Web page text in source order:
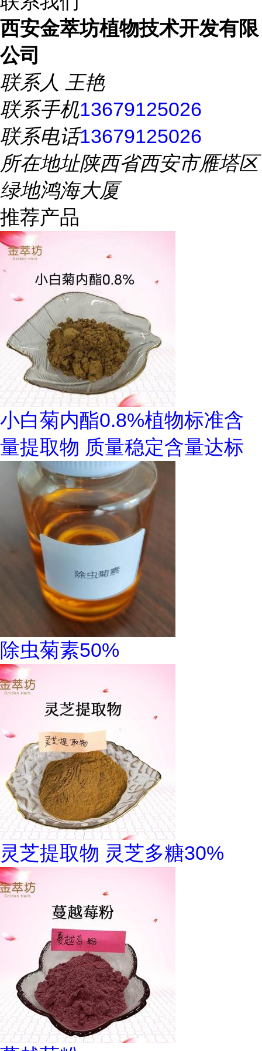
西安金萃坊植物技术开发有限
公司
联系人 王艳
联系手机13679125026
联系电话13679125026
所在地址陕西省西安市雁塔区
绿地鸿海大厦
推荐产品
小白菊内酯0.8%植物标准含
量提取物 质量稳定含量达标
除虫菊素50%
灵芝提取物 灵芝多糖30%